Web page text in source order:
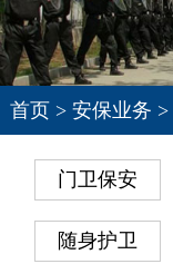
首页> 安保业务 >
门卫保安
随身护卫